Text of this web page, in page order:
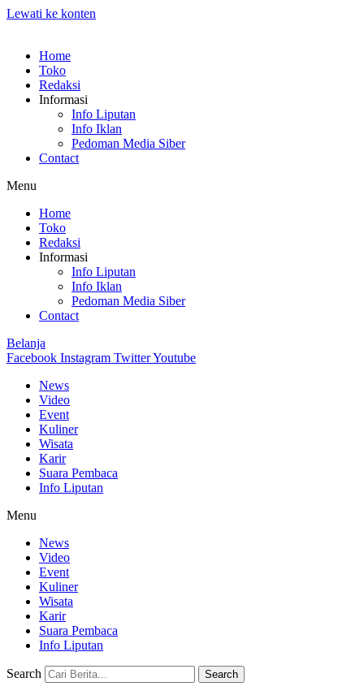
Lewati ke konten
Home
Toko
Redaksi
Informasi
Info Liputan
Info Iklan
Pedoman Media Siber
Contact
Menu
Home
Toko
Redaksi
Informasi
Info Liputan
Info Iklan
Pedoman Media Siber
Contact
Belanja
Facebook Instagram TwitterYoutube
News
Video
Event
Kuliner
Wisata
Karir
Suara Pembaca
Info Liputan
Menu
News
Video
Event
Kuliner
Wisata
Karir
Suara Pembaca
Info Liputan
Search Search